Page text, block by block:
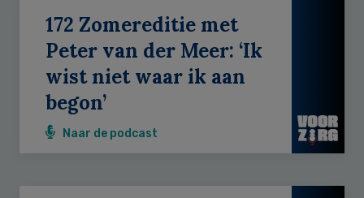
172 Zomereditie met
Peter van der Meer: ‘Ik
wist niet waar ik aan
begon’
Naar de podcast